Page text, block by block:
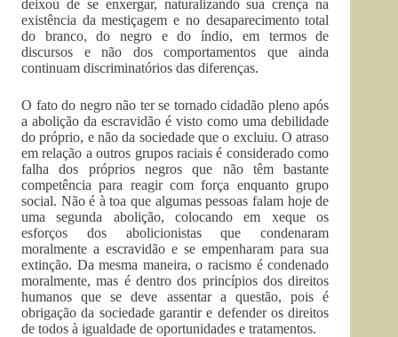
deixou de se enxergar, naturalizando sua crença na
existência da mestiçagem e no desaparecimento total
do branco, do negro e do índio, em termos de
discursos e não dos comportamentos que ainda
continuam discriminatórios das diferenças.
O fato do negro não ter se tornado cidadão pleno após
a abolição da escravidão é visto como uma debilidade
do próprio, e não da sociedade que o excluiu. O atraso
em relação a outros grupos raciais é considerado como
falha dos próprios negros que não têm bastante
competência para reagir com força enquanto grupo
social. Não é à toa que algumas pessoas falam hoje de
uma segunda abolição, colocando em xeque os
esforços dos abolicionistas que condenaram
moralmente a escravidão e se empenharam para sua
extinção. Da mesma maneira, o racismo é condenado
moralmente, mas é dentro dos princípios dos direitos
humanos que se deve assentar a questão, pois é
obrigação da sociedade garantir e defender os direitos
de todos à igualdade de oportunidades e tratamentos.